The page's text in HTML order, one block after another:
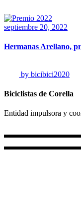
"SEM2022"
septiembre 20, 2022
Hermanas Arellano,
by bicibici2020
Biciclistas de Corella
Entidad impulsora y